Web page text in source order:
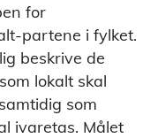
for
partene i fylket.
beskrive de
lokalt skal
som
ivaretas. Målet